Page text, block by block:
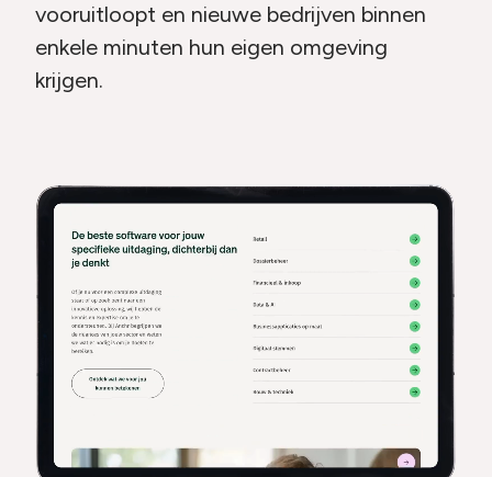
vooruitloopt en nieuwe bedrijven binnen
enkele minuten hun eigen omgeving
krijgen.